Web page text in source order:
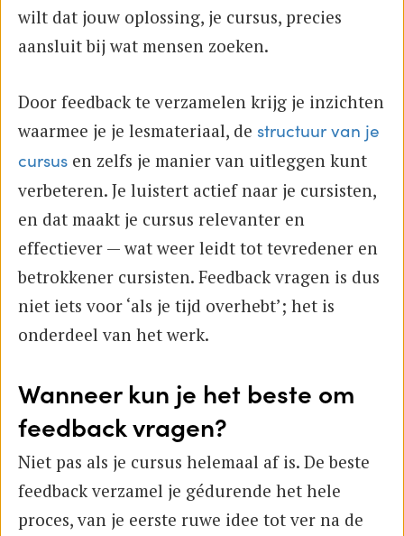
wilt dat jouw oplossing, je cursus, precies
aansluit bij wat mensen zoeken.
Door feedback te verzamelen krijg je inzichten
waarmee je je lesmateriaal, de structuur van je
cursus en zelfs je manier van uitleggen kunt
verbeteren. Je luistert actief naar je cursisten,
en dat maakt je cursus relevanter en
effectiever — wat weer leidt tot tevredener en
betrokkener cursisten. Feedback vragen is dus
niet iets voor ‘als je tijd overhebt’; het is
onderdeel van het werk.
Wanneer kun je het beste om
feedback vragen?
Niet pas als je cursus helemaal af is. De beste
feedback verzamel je gédurende het hele
proces, van je eerste ruwe idee tot ver na de